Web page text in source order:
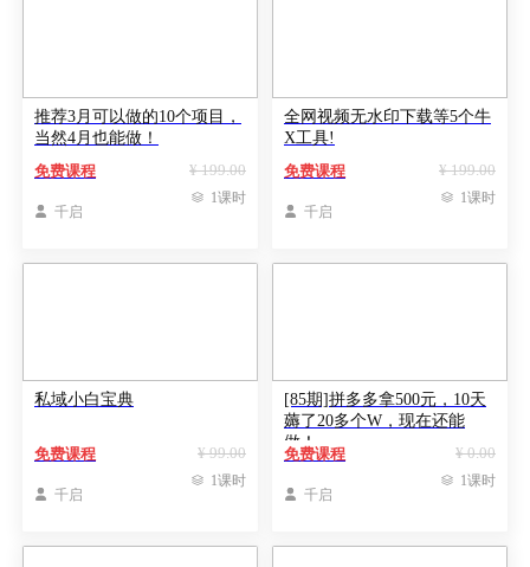
推荐3月可以做的10个项目，
当然4月也能做！
¥ 199.00
免费课程
 千启
 1课时
全网视频无水印下载等5个牛
X工具!
¥ 199.00
免费课程
 千启
 1课时
私域小白宝典
¥ 99.00
免费课程
 千启
 1课时
[85期]拼多多拿500元，10天
薅了20多个W，现在还能
做！
¥ 0.00
免费课程
 千启
 1课时